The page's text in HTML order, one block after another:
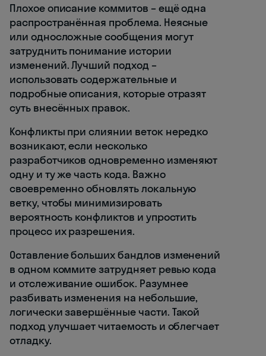
Плохое описание коммитов – ещё одна
распространённая проблема. Неясные
или односложные сообщения могут
затруднить понимание истории
изменений. Лучший подход –
использовать содержательные и
подробные описания, которые отразят
суть внесённых правок.
Конфликты при слиянии веток нередко
возникают, если несколько
разработчиков одновременно изменяют
одну и ту же часть кода. Важно
своевременно обновлять локальную
ветку, чтобы минимизировать
вероятность конфликтов и упростить
процесс их разрешения.
Оставление больших бандлов изменений
в одном коммите затрудняет ревью кода
и отслеживание ошибок. Разумнее
разбивать изменения на небольшие,
логически завершённые части. Такой
подход улучшает читаемость и облегчает
отладку.